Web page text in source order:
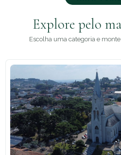
Explore pelo
Escolha uma categoria e